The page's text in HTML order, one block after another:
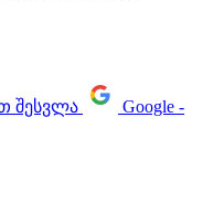
შესვლა
Google -